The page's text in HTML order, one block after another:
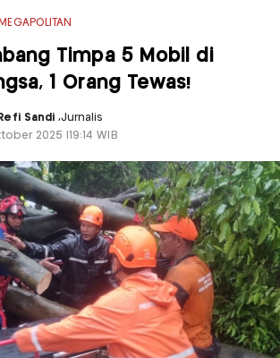
MEGAPOLITAN
Timpa 5 Mobil di
1 Orang Tewas!
Sandi ,Jurnalis
2025 |19:14 WIB